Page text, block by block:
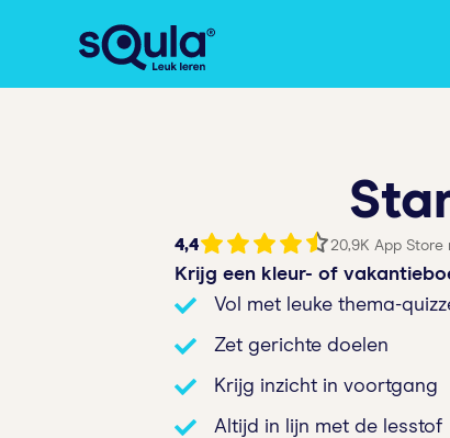
4,4 20,9K App Store
Krijg een kleur- of
Vol met leuke thema-
Zet gerichte doelen
Krijg inzicht in voortgang
Altijd in lijn met de lesstof